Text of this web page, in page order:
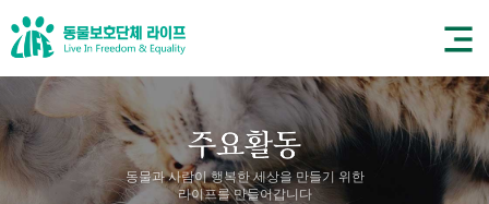
동물과 사람이 행복한 세상을 만들기 위한
라이프를 만들어갑니다